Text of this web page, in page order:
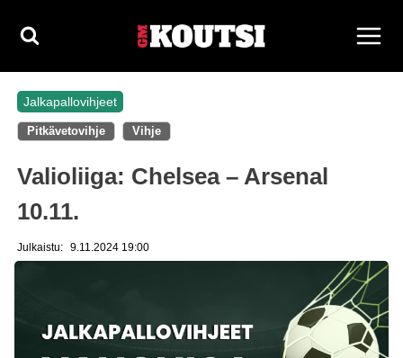
sisältöön
Jalkapallovihjeet
Pitkävetovihje Vihje
Valioliiga: Chelsea – Arsenal
10.11.
Julkaistu: 9.11.2024 19:00